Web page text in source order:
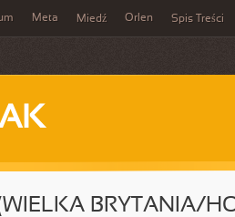
Meta Miedź Orlen Spis Treści
BRYTANIA/